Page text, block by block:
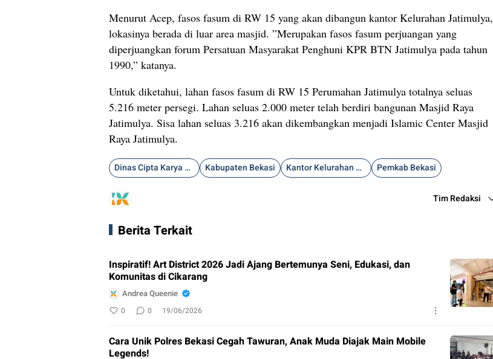
Menurut Acep, fasos fasum di RW 15 yang akan dibangun kantor Kelurahan Jatimulya,
lokasinya berada di luar area masjid. ”Merupakan fasos fasum perjuangan yang
diperjuangkan forum Persatuan Masyarakat Penghuni KPR BTN Jatimulya pada tahun
1990,” katanya.
Untuk diketahui, lahan fasos fasum di RW 15 Perumahan Jatimulya totalnya seluas
5.216 meter persegi. Lahan seluas 2.000 meter telah berdiri bangunan Masjid Raya
Jatimulya. Sisa lahan seluas 3.216 akan dikembangkan menjadi Islamic Center Masjid
Raya Jatimulya.
Dinas Cipta Karya dan Tata Ruang Kabupaten Bekasi Kantor Kelurahan Jatimulya Pemkab Bekasi
Tim Redaksi
Berita Terkait
Inspiratif! Art District 2026 Jadi Ajang Bertemunya Seni, Edukasi, dan
Komunitas di Cikarang
Andrea Queenie
0 0 19/06/2026
Cara Unik Polres Bekasi Cegah Tawuran, Anak Muda Diajak Main Mobile
Legends!